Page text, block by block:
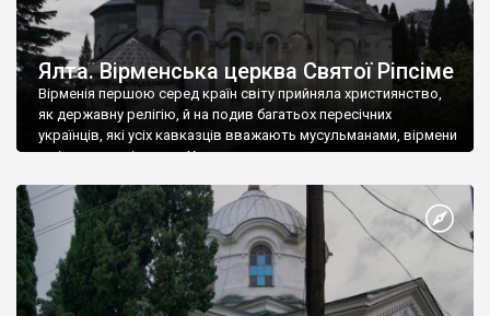
Ялта. Вірменська церква Святої Ріпсіме
Вірменія першою серед країн світу прийняла християнство,
як державну релігію, й на подив багатьох пересічних
українців, які усіх кавказців вважають мусульманами, вірмени
є відданими вірянами Христа